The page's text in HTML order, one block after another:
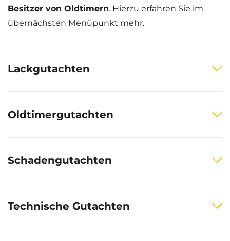
Besitzer von Oldtimern. Hierzu erfahren Sie im
übernächsten Menüpunkt mehr.
Lackgutachten
Oldtimergutachten
Schadengutachten
Technische Gutachten